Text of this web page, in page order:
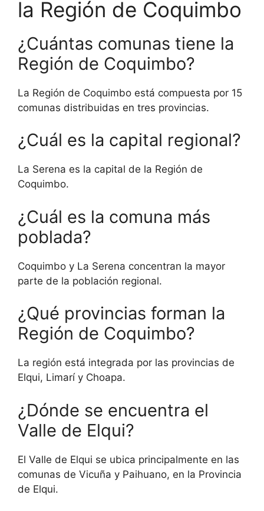
la Región de Coquimbo
¿Cuántas comunas tiene la
Región de Coquimbo?
La Región de Coquimbo está compuesta por 15
comunas distribuidas en tres provincias.
¿Cuál es la capital regional?
La Serena es la capital de la Región de
Coquimbo.
¿Cuál es la comuna más
poblada?
Coquimbo y La Serena concentran la mayor
parte de la población regional.
¿Qué provincias forman la
Región de Coquimbo?
La región está integrada por las provincias de
Elqui, Limarí y Choapa.
¿Dónde se encuentra el
Valle de Elqui?
El Valle de Elqui se ubica principalmente en las
comunas de Vicuña y Paihuano, en la Provincia
de Elqui.